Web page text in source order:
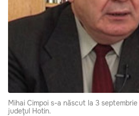
Mihai Cimpoi s-a născut la 3
judeţul Hotin.